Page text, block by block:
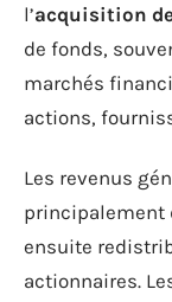
l’acquisition
de fonds,
marchés
actions,
Les revenus
principalement
ensuite
actionnaires.